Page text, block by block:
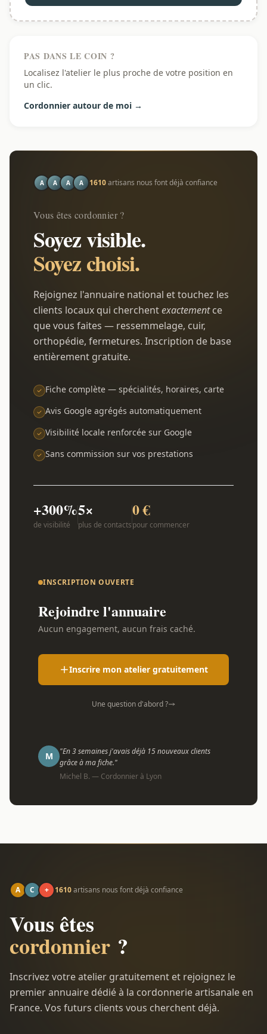
PAS DANS LE COIN ?
Localisez l'atelier le plus proche de votre position en
un clic.
Cordonnier autour de moi →
A A A A 1610artisans nous font déjà confiance
Vous êtes cordonnier ?
Soyez visible.
Soyez choisi.
Rejoignez l'annuaire national et touchez les
clients locaux qui cherchentexactementce
que vous faites — ressemmelage, cuir,
orthopédie, fermetures. Inscription de base
entièrement gratuite.
Fiche complète — spécialités, horaires, carte
Avis Google agrégés automatiquement
Visibilité locale renforcée sur Google
Sans commission sur vos prestations
+300%
de visibilité
5×
plus de contacts
0 €
pour commencer
INSCRIPTION OUVERTE
Rejoindre l'annuaire
Aucun engagement, aucun frais caché.
Inscrire mon atelier gratuitement
Une question d'abord ?
M
"En 3 semaines j'avais déjà 15 nouveaux clients
grâce à ma fiche."
Michel B. — Cordonnier à Lyon
A C + 1610artisans nous font déjà confiance
Vous êtes
cordonnier ?
Inscrivez votre atelier gratuitement et rejoignez le
premier annuaire dédié à la cordonnerie artisanale en
France. Vos futurs clients vous cherchent déjà.